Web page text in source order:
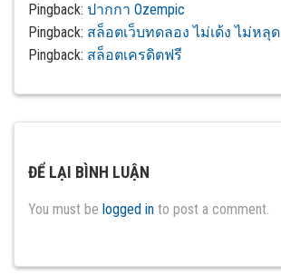
Pingback: ปากกา Ozempic
Pingback: สล็อตเว็บทดลอง ไม่เด้ง ไม่หลุด
Pingback: สล็อตเครดิตฟรี
ĐỂ LẠI BÌNH LUẬN
You must be logged in to post a comment.